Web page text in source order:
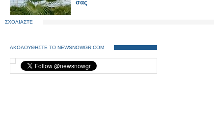
σας
ΣΧΟΛΙΑΣΤΕ
ΑΚΟΛΟΥΘΗΣΤΕ ΤΟ NEWSNOWGR.COM